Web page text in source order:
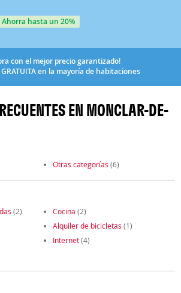
ahorra hasta un 20%
con el mejor precio garantizado!
GRATUITAen la mayoría de habitaciones
EN MONCLAR-DE-
Otras categorías (6)
(2) Cocina (2)
Alquiler de bicicletas (1)
Internet(4)